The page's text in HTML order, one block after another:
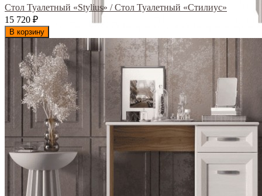
Стол Туалетный «Stylius» / Стол Туалетный «Стилиус»
15 720 ₽
В корзину